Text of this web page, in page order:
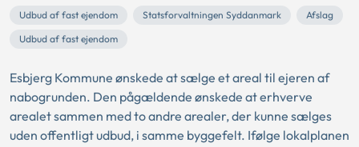
Udbud af fast ejendom Statsforvaltningen Syddanmark
Afslag
Udbud af fast ejendom
Esbjerg Kommune ønskede at sælge et areal til ejeren af
nabogrunden. Den pågældende ønskede at erhverve
arealet sammen med to andre arealer, der kunne sælges
uden offentligt udbud, i samme byggefelt. Ifølge lokalplanen